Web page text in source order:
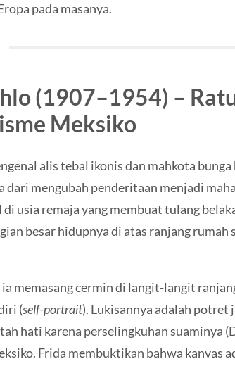
pada masanya.
(1907–1954) –
Meksiko
alis tebal ikonis dan mahkota bunga
dari mengubah penderitaan menjadi
di usia remaja yang membuat tulang
besar hidupnya di atas ranjang rumah
memasang cermin di langit-langit
(self-portrait). Lukisannya adalah potret
hati karena perselingkuhan suaminya
Frida membuktikan bahwa kanvas